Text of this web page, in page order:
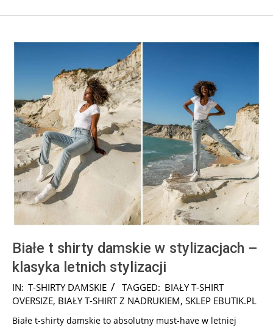
Białe t shirty damskie w stylizacjach –
klasyka letnich stylizacji
2025-
08-
IN: T-SHIRTY DAMSKIE TAGGED: BIAŁY T-SHIRT
OVERSIZE, BIAŁY T-SHIRT Z NADRUKIEM, SKLEP EBUTIK.PL
Białe t-shirty damskie to absolutny must-have w letniej